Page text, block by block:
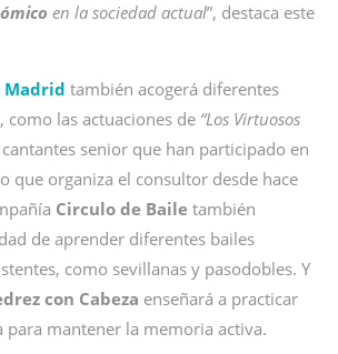
en la sociedad actual”, destaca este
Madrid también acogerá diferentes
como las actuaciones de “Los Virtuosos
senior que han participado en
que organiza el consultor desde hace
Circulo de Baile también
de aprender diferentes bailes
como sevillanas y pasodobles. Y
con Cabeza enseñará a practicar
para mantener la memoria activa.